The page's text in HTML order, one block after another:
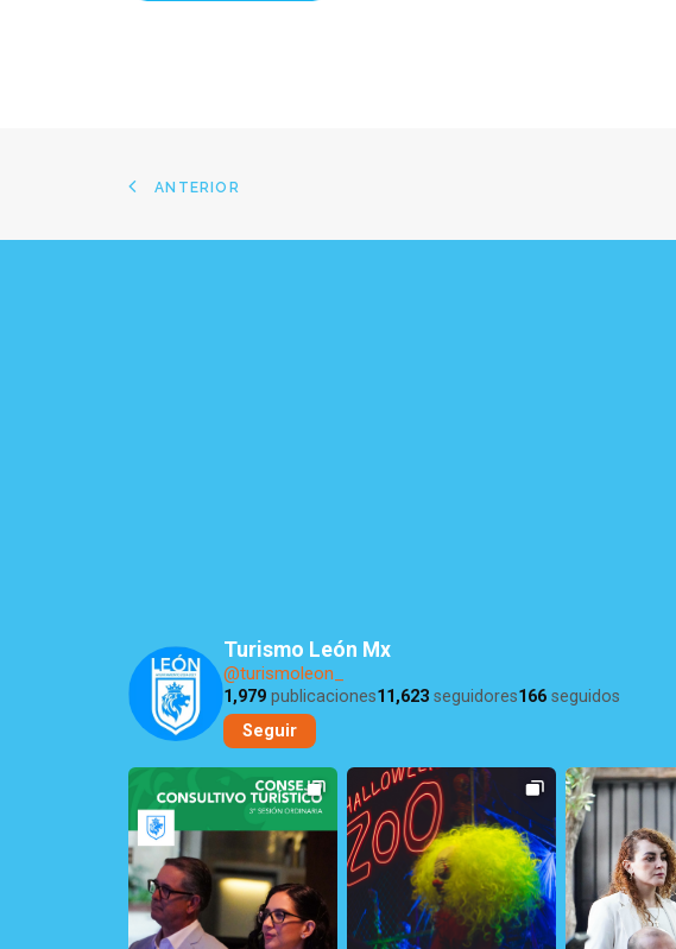
ANTERIOR
Turismo León Mx
@turismoleon_
1,979 publicaciones11,623 seguidores166 seguidos
Seguir